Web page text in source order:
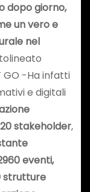
dopo giorno,
un vero e
nel
GO -Ha infatti
e digitali
stakeholder,
eventi,
strutture